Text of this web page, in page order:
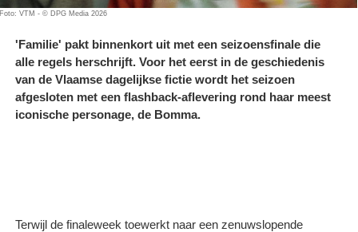
Foto: VTM - © DPG Media 2026
'Familie' pakt binnenkort uit met een seizoensfinale die
alle regels herschrijft. Voor het eerst in de geschiedenis
van de Vlaamse dagelijkse fictie wordt het seizoen
afgesloten met een flashback-aflevering rond haar meest
iconische personage, de Bomma.
Terwijl de finaleweek toewerkt naar een zenuwslopende